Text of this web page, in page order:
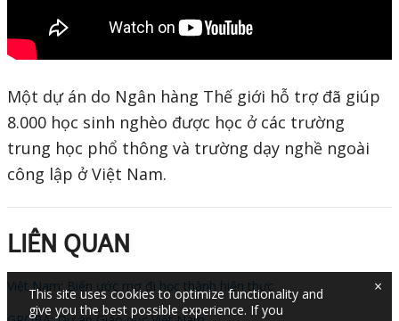
Một dự án do Ngân hàng Thế giới hỗ trợ đã giúp
8.000 học sinh nghèo được học ở các trường
trung học phổ thông và trường dạy nghề ngoài
công lập ở Việt Nam.
LIÊN QUAN
Việt Nam: Biến ước mơ đi học thành hiện thực
This site uses cookies to optimize functionality and
give you the best possible experience. If you
×